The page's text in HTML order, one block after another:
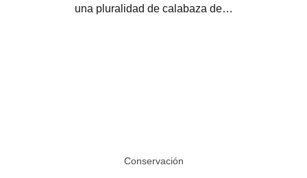
una pluralidad de calabaza de…
Conservación